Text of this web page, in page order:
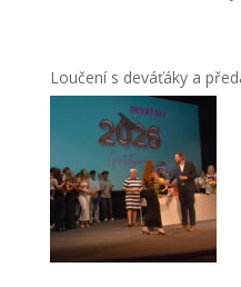
Loučení s deváťáky a